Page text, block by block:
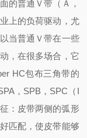
的普通Ｖ带（Ａ，
上的负荷驱动，尤
当普通Ｖ带在一些
，在很多场合，它
HC包布三角带的
，SPB，SPC（I
：皮带两侧的弧形
匹配，使皮带能够